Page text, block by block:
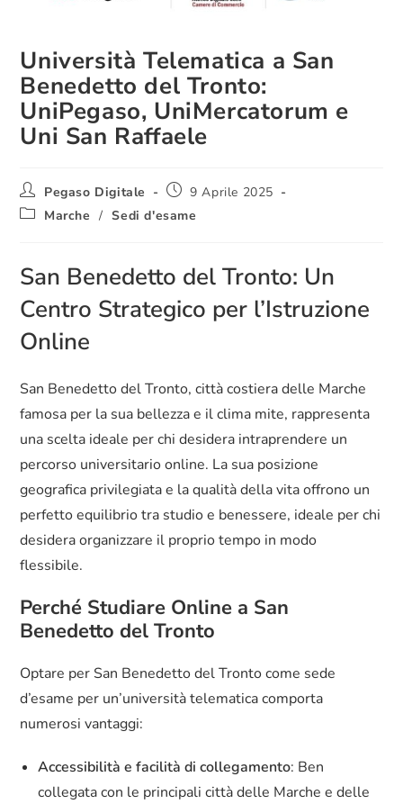
Università Telematica a San
Benedetto del Tronto:
UniPegaso, UniMercatorum e
Uni San Raffaele
Pegaso Digitale
9 Aprile 2025
Marche / Sedi d'esame
San Benedetto del Tronto: Un
Centro Strategico per l’Istruzione
Online
San Benedetto del Tronto, città costiera delle Marche
famosa per la sua bellezza e il clima mite, rappresenta
una scelta ideale per chi desidera intraprendere un
percorso universitario online. La sua posizione
geografica privilegiata e la qualità della vita offrono un
perfetto equilibrio tra studio e benessere, ideale per chi
desidera organizzare il proprio tempo in modo
flessibile.
Perché Studiare Online a San
Benedetto del Tronto
Optare per San Benedetto del Tronto come sede
d’esame per un’università telematica comporta
numerosi vantaggi:
Accessibilità e facilità di collegamento: Ben
collegata con le principali città delle Marche e delle